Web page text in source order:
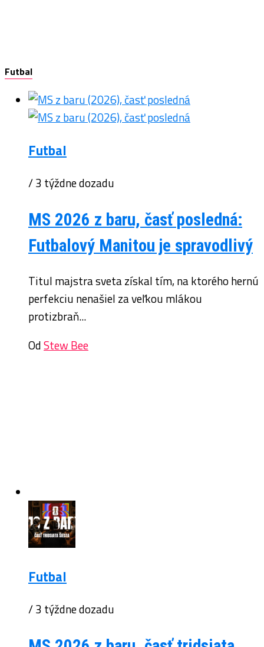
Futbal
Futbal
/ 3 týždne dozadu
MS 2026 z baru, časť posledná:
Futbalový Manitou je spravodlivý
Titul majstra sveta získal tím, na ktorého hernú
perfekciu nenašiel za veľkou mlákou
protizbraň...
OdStew Bee
Futbal
/ 3 týždne dozadu